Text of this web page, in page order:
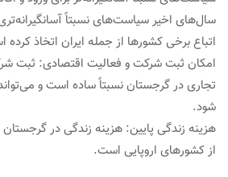
سال‌های اخیر سیاست‌های نسبتاً
اتباع برخی کشورها از جمله ایران اتخاذ
امکان ثبت شرکت و فعالیت اقتصادی: ثبت
تجاری در گرجستان نسبتاً ساده است و
شود.
هزینه زندگی پایین: هزینه زندگی در گرجستان
از کشورهای اروپایی است.